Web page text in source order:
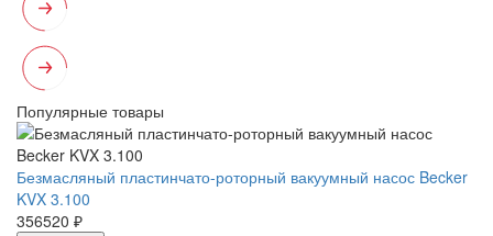
Популярные товары
Безмасляный пластинчато-роторный вакуумный насос Becker
KVX 3.100
356520 ₽